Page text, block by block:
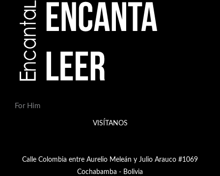
For Him
VISÍTANOS
Calle Colombia entre Aurelio Meleán y Julio Arauco #1069
Cochabamba - Bolivia